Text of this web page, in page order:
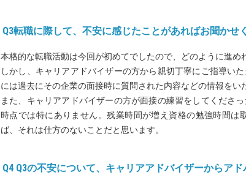
Q3転職に際して、不安に感じたことがあればお聞かせ
本格的な転職活動は今回が初めてでしたので、どのように進め
しかし、キャリアアドバイザーの方から親切丁寧にご指導い
には過去にその企業の面接時に質問された内容などの情報をい
また、キャリアアドバイザーの方が面接の練習をしてくださ
時点では特にありません。残業時間が増え資格の勉強時間
ば、それは仕方のないことだと思います。
Q4 Q3の不安について、キャリアアドバイザーからア